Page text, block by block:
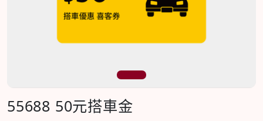
1
55688 50元搭車金